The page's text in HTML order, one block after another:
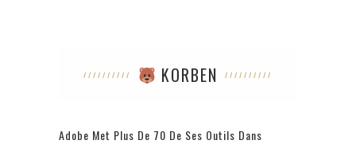
KORBEN
Adobe Met Plus De 70 De Ses Outils Dans